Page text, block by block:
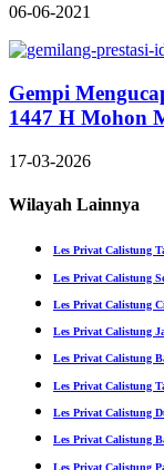
06-06-2021
Gempi
1447 H Mohon
17-03-2026
Wilayah Lainnya
Les Privat Calistung
Les Privat Calistung
Les Privat Calistung
Les Privat Calistung
Les Privat Calistung
Les Privat Calistung
Les Privat Calistung
Les Privat Calistung
Les Privat Calistung